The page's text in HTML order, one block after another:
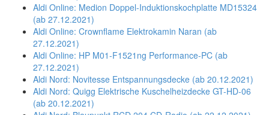
Aldi Online: Medion Doppel-Induktionskochplatte MD15324
(ab 27.12.2021)
Aldi Online: Crownflame Elektrokamin Naran (ab
27.12.2021)
Aldi Online: HP M01-F1521ng Performance-PC (ab
27.12.2021)
Aldi Nord: Novitesse Entspannungsdecke (ab 20.12.2021)
Aldi Nord: Quigg Elektrische Kuschelheizdecke GT-HD-06
(ab 20.12.2021)